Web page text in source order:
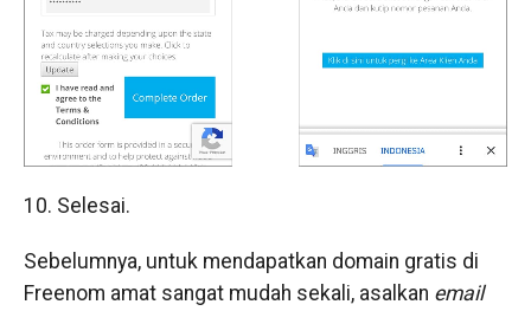
10. Selesai.
Sebelumnya, untuk mendapatkan domain gratis di
Freenom amat sangat mudah sekali, asalkan email